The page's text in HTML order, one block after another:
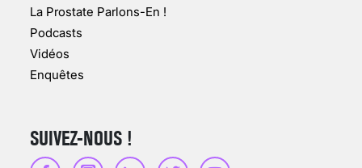
La Prostate Parlons-En !
Podcasts
Vidéos
Enquêtes
SUIVEZ-NOUS !